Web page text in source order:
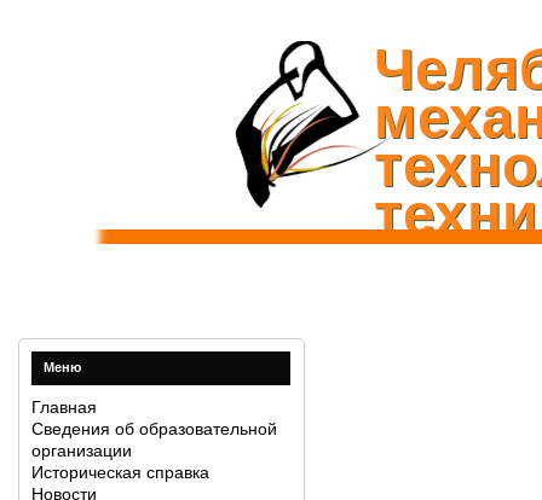
Меню
Главная
Сведения об образовательной
организации
Историческая справка
Новости